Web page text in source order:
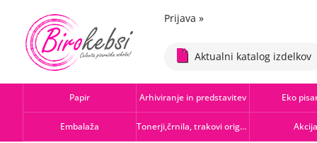
Prijava »
Aktualni katalog izdelkov
Papir Arhiviranje in predstavitev Eko
Embalaža Tonerji,črnila, trakovi orig.-rec. Akcija